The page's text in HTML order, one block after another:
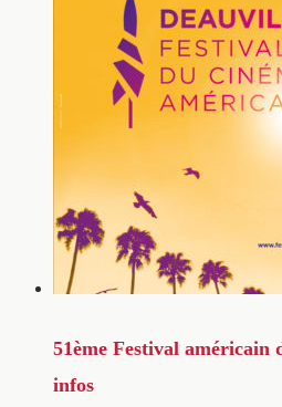
51ème Festival américain
infos